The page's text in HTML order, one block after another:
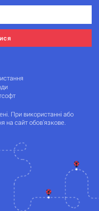
При використанні або
на сайт обов'язкове.